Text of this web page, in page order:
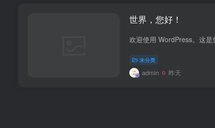
世界，您好！
未分类
admin 昨天